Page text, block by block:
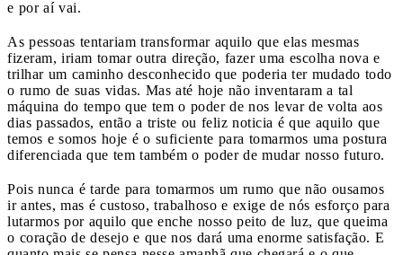
e por aí vai.
As pessoas tentariam transformar aquilo que elas mesmas
fizeram, iriam tomar outra direção, fazer uma escolha nova e
trilhar um caminho desconhecido que poderia ter mudado todo
o rumo de suas vidas. Mas até hoje não inventaram a tal
máquina do tempo que tem o poder de nos levar de volta aos
dias passados, então a triste ou feliz noticia é que aquilo que
temos e somos hoje é o suficiente para tomarmos uma postura
diferenciada que tem também o poder de mudar nosso futuro.
Pois nunca é tarde para tomarmos um rumo que não ousamos
ir antes, mas é custoso, trabalhoso e exige de nós esforço para
lutarmos por aquilo que enche nosso peito de luz, que queima
o coração de desejo e que nos dará uma enorme satisfação. E